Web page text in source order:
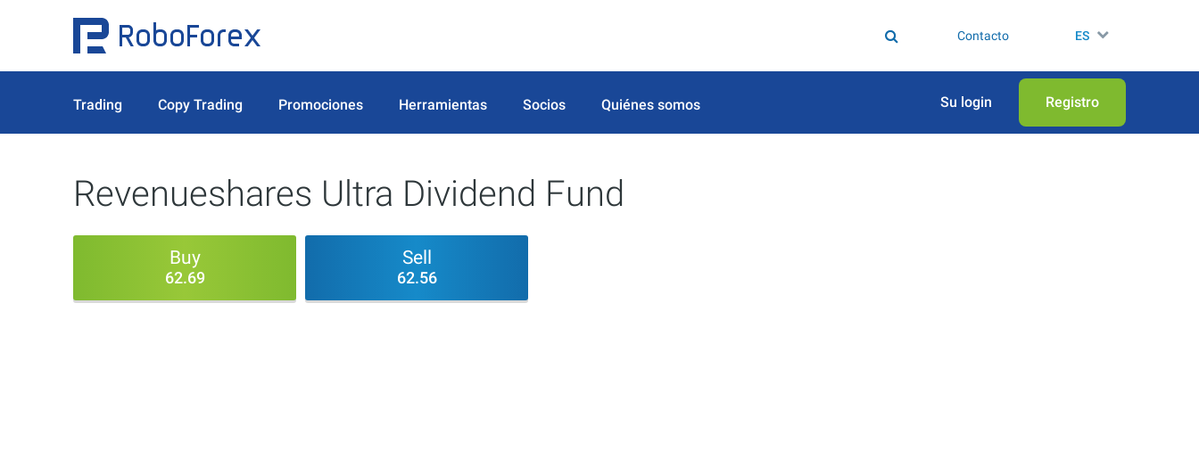
Contacto ES
Trading Copy Trading Promociones Herramientas Socios Quiénes somos Su login Registro
Revenueshares Ultra Dividend Fund
Buy
62.69
Sell
62.56